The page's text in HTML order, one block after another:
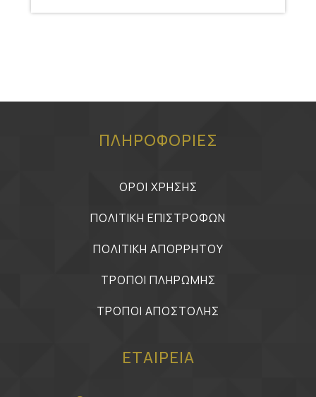
ΠΛΗΡΟΦΟΡΙΕΣ
ΟΡΟΙ ΧΡΗΣΗΣ
ΠΟΛΙΤΙΚΗ ΕΠΙΣΤΡΟΦΩΝ
ΠΟΛΙΤΙΚΗ ΑΠΟΡΡΗΤΟΥ
ΤΡΟΠΟΙ ΠΛΗΡΩΜΗΣ
ΤΡΟΠΟΙ ΑΠΟΣΤΟΛΗΣ
ΕΤΑΙΡΕΙΑ